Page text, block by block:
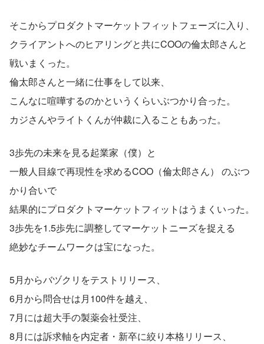
そこからプロダクトマーケットフィットフェーズに入り、
クライアントへのヒアリングと共にCOOの倫太郎さんと
戦いまくった。
倫太郎さんと一緒に仕事をして以来、
こんなに喧嘩するのかというくらいぶつかり合った。
カジさんやライトくんが仲裁に入ることもあった。
3歩先の未来を見る起業家（僕）と
一般人目線で再現性を求めるCOO（倫太郎さん） のぶつ
かり合いで
結果的にプロダクトマーケットフィットはうまくいった。
3歩先を1.5歩先に調整してマーケットニーズを捉える
絶妙なチームワークは宝になった。
5月からバヅクリをテストリリース、
6月から問合せは月100件を越え、
7月には超大手の製薬会社受注、
8月には訴求軸を内定者・新卒に絞り本格リリース、